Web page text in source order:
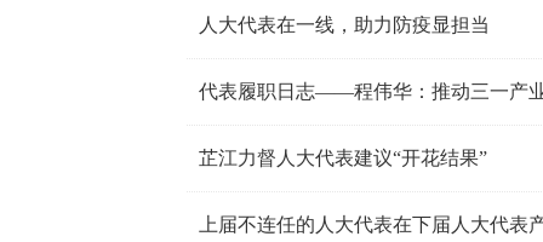
人大代表在一线，助力防疫显担当
代表履职日志——程伟华：推动三一产
芷江力督人大代表建议“开花结果”
上届不连任的人大代表在下届人大代